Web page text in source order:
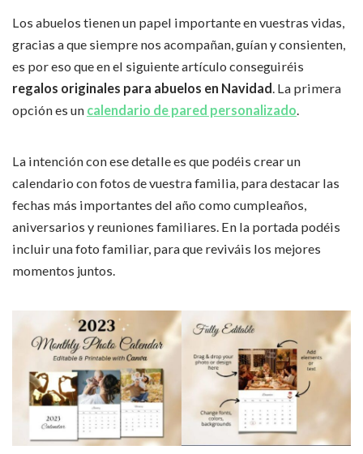
Los abuelos tienen un papel importante en vuestras vidas,
gracias a que siempre nos acompañan, guían y consienten,
es por eso que en el siguiente artículo conseguiréis
regalos originales para abuelos en Navidad . La primera
opción es un calendario de pared personalizado
La intención con ese detalle es que podéis crear un
calendario con fotos de vuestra familia, para destacar las
fechas más importantes del año como cumpleaños,
aniversarios y reuniones familiares. En la portada podéis
incluir una foto familiar, para que reviváis los mejores
momentos juntos.